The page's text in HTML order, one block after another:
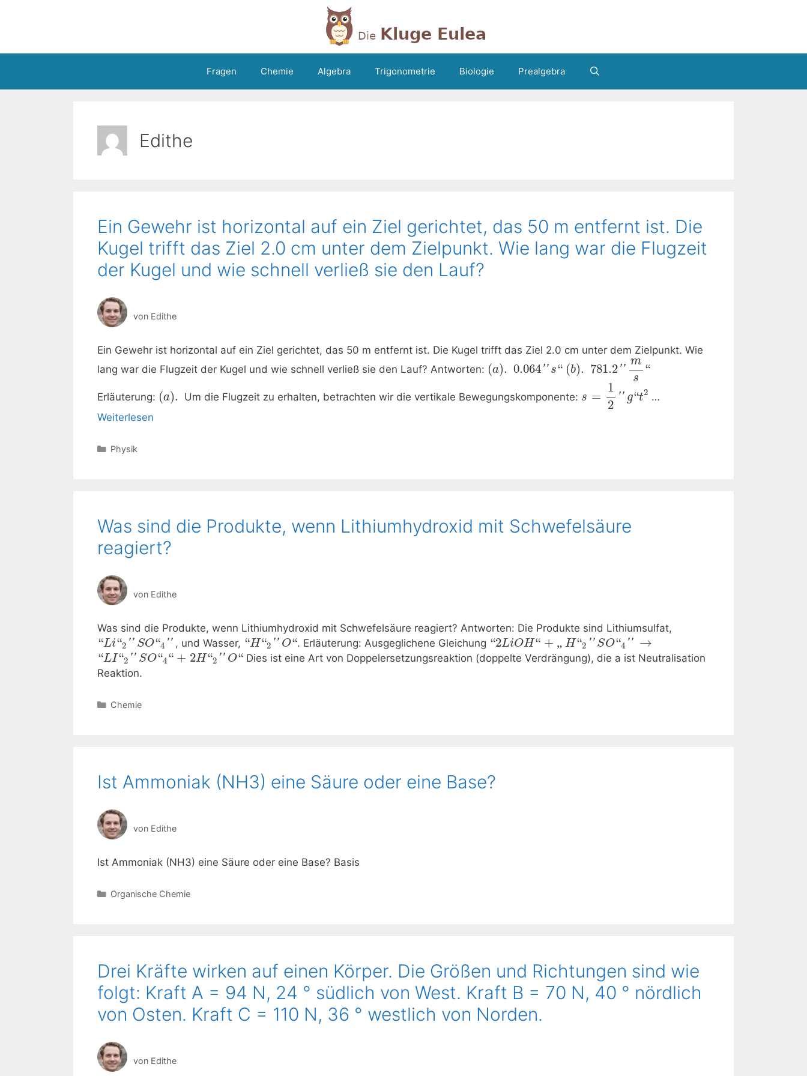
Fragen Chemie Algebra Trigonometrie Biologie Prealgebra
Edithe
Ein Gewehr ist horizontal auf ein Ziel gerichtet, das 50 m entfernt ist. Die
Kugel trifft das Ziel 2.0 cm unter dem Zielpunkt. Wie lang war die Flugzeit
der Kugel und wie schnell verließ sie den Lauf?
von Edithe
Ein Gewehr ist horizontal auf ein Ziel gerichtet, das 50 m entfernt ist. Die Kugel trifft das Ziel 2.0 cm unter dem Zielpunkt. Wie
lang war die Flugzeit der Kugel und wie schnell verließ sie den Lauf? Antworten: (a). 0.064'' s“ (b). 781.2''
m
s
“
Erläuterung: (a). Um die Flugzeit zu erhalten, betrachten wir die vertikale Bewegungskomponente: s =
1
2
'' g“t2 …
Weiterlesen
Kategorien
Physik
Was sind die Produkte, wenn Lithiumhydroxid mit Schwefelsäure
reagiert?
von Edithe
Was sind die Produkte, wenn Lithiumhydroxid mit Schwefelsäure reagiert? Antworten: Die Produkte sind Lithiumsulfat,
“Li“2 '' SO“4 '' , und Wasser, “H“2 '' O“. Erläuterung: Ausgeglichene Gleichung “2LiOH“ + „ H“2 '' SO“4 '' →
“LI“2 '' SO“4“ + 2H“2 '' O“Dies ist eine Art von Doppelersetzungsreaktion (doppelte Verdrängung), die a ist Neutralisation
Reaktion.
Kategorien
Chemie
Ist Ammoniak (NH3) eine Säure oder eine Base?
von Edithe
Ist Ammoniak (NH3) eine Säure oder eine Base? Basis
Kategorien
Organische Chemie
Drei Kräfte wirken auf einen Körper. Die Größen und Richtungen sind wie
folgt: Kraft A = 94 N, 24 ° südlich von West. Kraft B = 70 N, 40 ° nördlich
von Osten. Kraft C = 110 N, 36 ° westlich von Norden.
von Edithe